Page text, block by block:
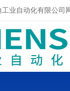
业自动化有限公司